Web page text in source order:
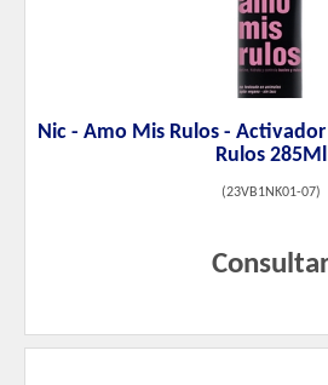
Nic - Amo Mis Rulos -
Rulos 285Ml
(23VB1NK01-07)